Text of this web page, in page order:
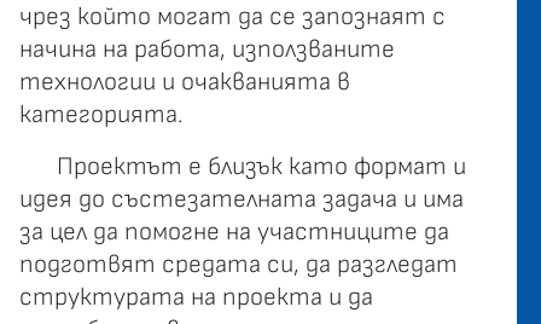
чрез който могат да се запознаят с
начина на работа, използваните
технологии и очакванията в
категорията.
Проектът е близък като формат и
идея до състезателната задача и има
за цел да помогне на участниците да
подготвят средата си, да разгледат
структурата на проекта и да